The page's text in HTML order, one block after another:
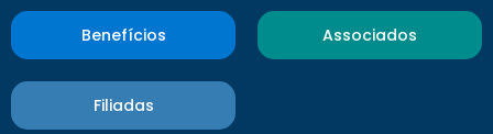
Benefícios Associados
Filiadas